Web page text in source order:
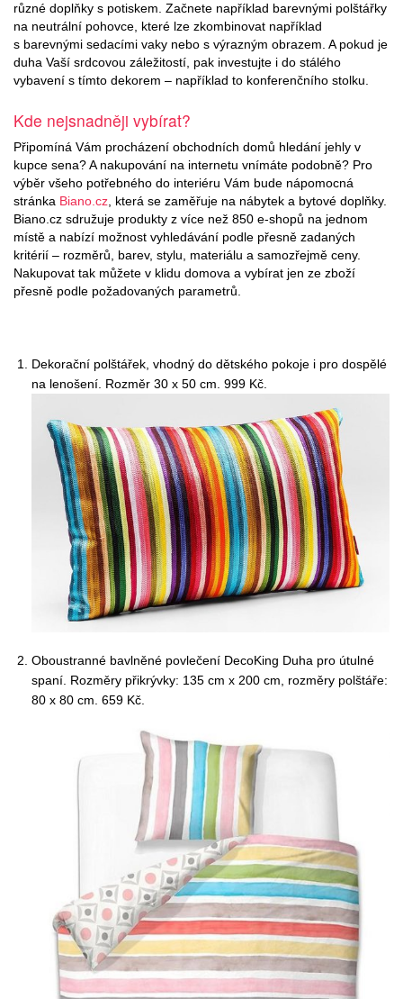
různé doplňky s potiskem. Začnete například barevnými polštářky
na neutrální pohovce, které lze zkombinovat například
s barevnými sedacími vaky nebo s výrazným obrazem. A pokud je
duha Vaší srdcovou záležitostí, pak investujte i do stálého
vybavení s tímto dekorem – například to konferenčního stolku.
Kde nejsnadněji vybírat?
Připomíná Vám procházení obchodních domů hledání jehly v
kupce sena? A nakupování na internetu vnímáte podobně? Pro
výběr všeho potřebného do interiéru Vám bude nápomocná
stránka Biano.cz , která se zaměřuje na nábytek a bytové doplňky.
Biano.cz sdružuje produkty z více než 850 e-shopů na jednom
místě a nabízí možnost vyhledávání podle přesně zadaných
kritérií – rozměrů, barev, stylu, materiálu a samozřejmě ceny.
Nakupovat tak můžete v klidu domova a vybírat jen ze zboží
přesně podle požadovaných parametrů.
Dekorační polštářek, vhodný do dětského pokoje i pro dospělé
na lenošení. Rozměr 30 x 50 cm. 999 Kč.
Oboustranné bavlněné povlečení DecoKing Duha pro útulné
spaní. Rozměry přikrývky: 135 cm x 200 cm, rozměry polštáře:
80 x 80 cm. 659 Kč.